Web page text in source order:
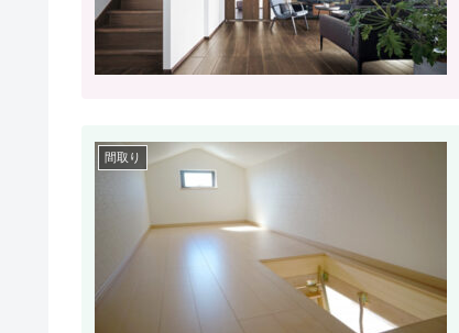
間取り